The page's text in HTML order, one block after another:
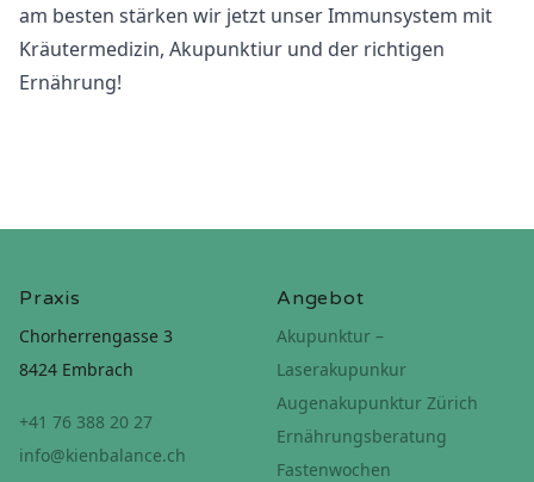
am besten stärken wir jetzt unser Immunsystem mit
Kräutermedizin, Akupunktiur und der richtigen
Ernährung!
Praxis
Chorherrengasse 3
8424 Embrach
+41 76 388 20 27
info@kienbalance.ch
Angebot
Akupunktur –
Laserakupunkur
Augenakupunktur Zürich
Ernährungsberatung
Fastenwochen